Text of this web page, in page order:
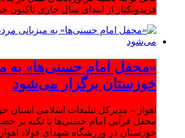
فریدونکنار از ابتدای سال جاری تاکنون
«محفل امام حسنی‌ها» به
خوزستان برگزار می‌شود
اهواز – مدیرکل تبلیغات اسلامی
محفل قرآنی امام حسنی‌ها با تکیه بر
خوزستان در ورزشگاه شهدای فولاد